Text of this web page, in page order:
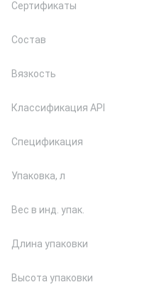
Сертификаты
Состав
Вязкость
Классификация API
Спецификация
Упаковка, л
Вес в инд. упак.
Длина упаковки
Высота упаковки